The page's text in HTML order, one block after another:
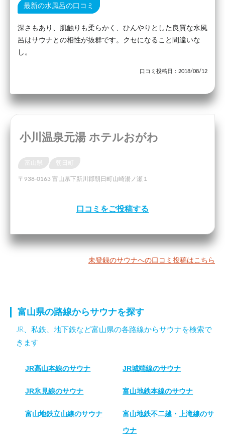
最新の水風呂の口コミ
深さもあり、肌触りも柔らかく、ひんやりとした良質な水風
呂はサウナとの相性が抜群です。クセになること間違いな
し。
口コミ投稿日：2018/08/12
小川温泉元湯 ホテルおがわ
〒938-0163 富山県下新川郡朝日町山崎湯ノ瀬１
口コミをご投稿する
未登録のサウナへの口コミ投稿はこちら
富山県の路線からサウナを探す
JR、私鉄、地下鉄など富山県の各路線からサウナを検索で
きます
JR高山本線のサウナ JR城端線のサウナ
JR氷見線のサウナ 富山地鉄本線のサウナ
富山地鉄立山線のサウナ 富山地鉄不二越・上滝線のサ
ウナ